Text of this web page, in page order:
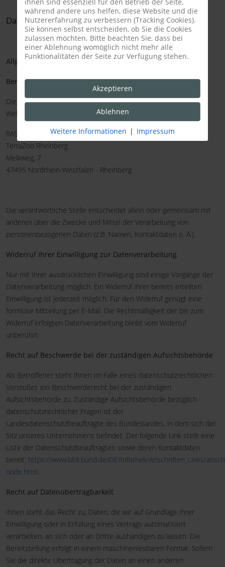
Datenschutzerklärung
Allgemeiner Hinweis und Pflichtinformationen
Benennung der verantwortlichen Stelle
Die verantwortliche Stelle für die Datenverarbeitung auf dieser
Website ist:
RAS-Zoo gGmbH
TerraZoo Rheinberg
Melkweg, 7
47495 Nordrhein-Westfalen - Rheinberg
Die verantwortliche Stelle entscheidet allein oder gemeinsam mit
anderen über die Zwecke und Mittel der Verarbeitung von
personenbezogenen Daten (z.B. Namen, Kontaktdaten o. Ä.).
Widerruf Ihrer Einwilligung zur Datenverarbeitung
Nur mit Ihrer ausdrücklichen Einwilligung sind einige Vorgänge der
Datenverarbeitung möglich. Ein Widerruf Ihrer bereits erteilten
Einwilligung ist jederzeit möglich. Für den Widerruf genügt eine
formlose Mitteilung per E-Mail. Die Rechtmäßigkeit der bis zum
Widerruf erfolgten Datenverarbeitung bleibt vom Widerruf
unberührt.
Recht auf Beschwerde bei der zuständigen Aufsichtsbehörde
Als Betroffener steht Ihnen im Falle eines datenschutzrechtlichen
Verstoßes ein Beschwerderecht bei der zuständigen
Aufsichtsbehörde zu. Zuständige Aufsichtsbehörde bezüglich
datenschutzrechtlicher Fragen ist der
Landesdatenschutzbeauftragte des Bundeslandes, in dem sich der
Sitz unseres Unternehmens befindet. Der folgende Link stellt eine
Liste der Datenschutzbeauftragten sowie deren Kontaktdaten
bereit: https://www.bfdi.bund.de/DE/Infothek/Anschriften_Links/
node.html.
Recht auf Datenübertragbarkeit
Ihnen steht das Recht zu, Daten, die wir auf Grundlage Ihrer
Einwilligung oder in Erfüllung eines Vertrags automatisiert
verarbeiten, an sich oder an Dritte aushändigen zu lassen. Die
Bereitstellung erfolgt in einem maschinenlesbaren Format. Sofern
Sie die direkte Übertragung der Daten an einen anderen
während andere uns helfen, diese Website und die
Nutzererfahrung zu verbessern (Tracking Cookies).
Sie können selbst entscheiden, ob Sie die Cookies
zulassen möchten. Bitte beachten Sie, dass bei
einer Ablehnung womöglich nicht mehr alle
Funktionalitäten der Seite zur Verfügung stehen.
Akzeptieren
Ablehnen
Weitere Informationen | Impressum